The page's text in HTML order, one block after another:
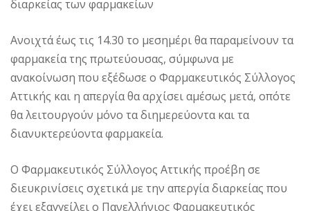
διαρκείας των φαρμακείων
Ανοιχτά έως τις 14.30 το μεσημέρι θα παραμείνουν τα
φαρμακεία της πρωτεύουσας, σύμφωνα με
ανακοίνωση που εξέδωσε ο Φαρμακευτικός Σύλλογος
Αττικής και η απεργία θα αρχίσει αμέσως μετά, οπότε
θα λειτουργούν μόνο τα διημερεύοντα και τα
διανυκτερεύοντα φαρμακεία.
Ο Φαρμακευτικός Σύλλογος Αττικής προέβη σε
διευκρινίσεις σχετικά με την απεργία διαρκείας που
έχει εξαγγείλει ο Πανελλήνιος Φαρμακευτικός